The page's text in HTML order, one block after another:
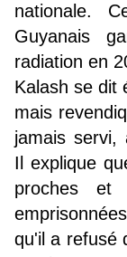
nationale.
Guyanais
radiation en
Kalash se dit
mais
jamais servi,
Il explique
proches et
qu'il a refusé